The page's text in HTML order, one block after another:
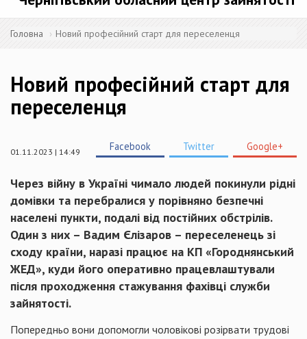
Головна Новий професійний старт для переселенця
Новий професійний старт для
переселенця
01.11.2023 | 14:49 Facebook Twitter Google+
Через війну в Україні чимало людей покинули рідні
домівки та перебралися у порівняно безпечні
населені пункти, подалі від постійних обстрілів.
Один з них – Вадим Єлізаров – переселенець зі
сходу країни, наразі працює на КП «Городнянський
ЖЕД», куди його оперативно працевлаштували
після проходження стажування фахівці служби
зайнятості.
Попередньо вони допомогли чоловікові розірвати трудові